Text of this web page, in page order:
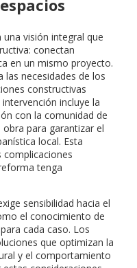
visión integral que
conectan
en un mismo proyecto.
necesidades de los
constructivas
incluye la
con la comunidad de
para garantizar el
local. Esta
tenga
sensibilidad hacia el
el conocimiento de
cada caso. Los
que optimizan la
y el comportamiento